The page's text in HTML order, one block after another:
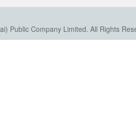
Public Company Limited. All Rights